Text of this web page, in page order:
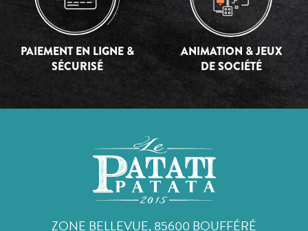
PAIEMENT EN LIGNE &
SÉCURISÉ
ANIMATION & JEUX
DE SOCIÉTÉ
ZONE BELLEVUE, 85600 BOUFFÉRÉ